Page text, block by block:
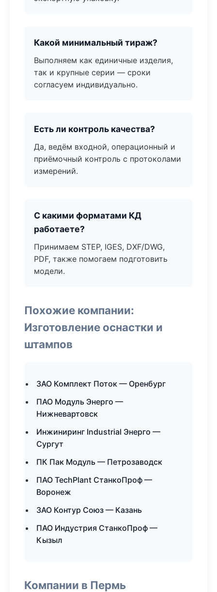
Какой минимальный тираж?
Выполняем как единичные изделия,
так и крупные серии — сроки
согласуем индивидуально.
Есть ли контроль качества?
Да, ведём входной, операционный и
приёмочный контроль с протоколами
измерений.
С какими форматами КД
работаете?
Принимаем STEP, IGES, DXF/DWG,
PDF, также помогаем подготовить
модели.
Похожие компании:
Изготовление оснастки и
штампов
ЗАО Комплект Поток — Оренбург
ПАО Модуль Энерго —
Нижневартовск
Инжиниринг Industrial Энерго —
Сургут
ПК Пак Модуль — Петрозаводск
ПАО TechPlant СтанкоПроф —
Воронеж
ЗАО Контур Союз — Казань
ПАО Индустрия СтанкоПроф —
Кызыл
Компании в Пермь